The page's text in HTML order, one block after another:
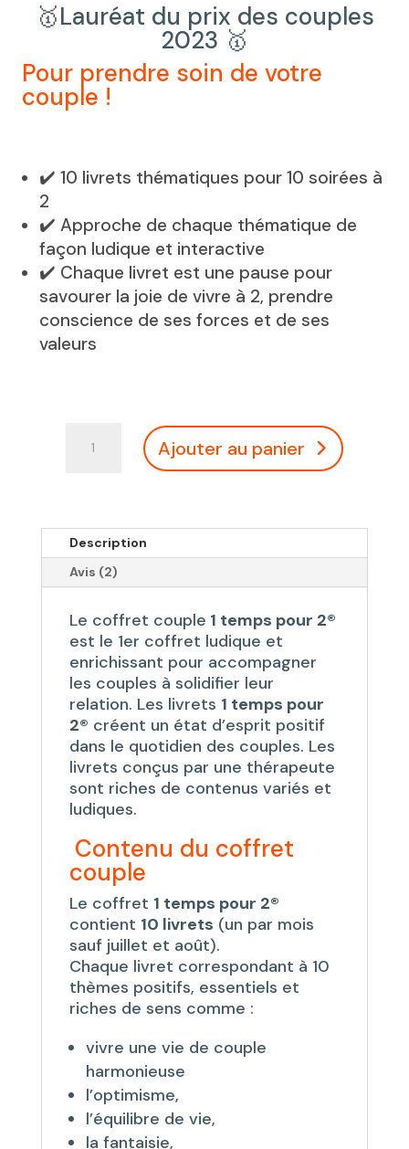
🥇Lauréat du prix des couples
2023 🥇
Pour prendre soin de votre
couple !
✔️ 10 livrets thématiques pour 10 soirées à
2
✔️ Approche de chaque thématique de
façon ludique et interactive
✔️ Chaque livret est une pause pour
savourer la joie de vivre à 2, prendre
conscience de ses forces et de ses
valeurs
temps
pour
2®
Ajouter au panier
Description
Avis (2)
Le coffret couple 1 temps pour 2®
est le 1er coffret ludique et
enrichissant pour accompagner
les couples à solidifier leur
relation. Les livrets 1 temps pour
2® créent un état d’esprit positif
dans le quotidien des couples. Les
livrets conçus par une thérapeute
sont riches de contenus variés et
ludiques.
Contenu du coffret
couple
Le coffret 1 temps pour 2®
contient 10 livrets (un par mois
sauf juillet et août).
Chaque livret correspondant à 10
thèmes positifs, essentiels et
riches de sens comme :
vivre une vie de couple
harmonieuse
l’optimisme,
l’équilibre de vie,
la fantaisie,